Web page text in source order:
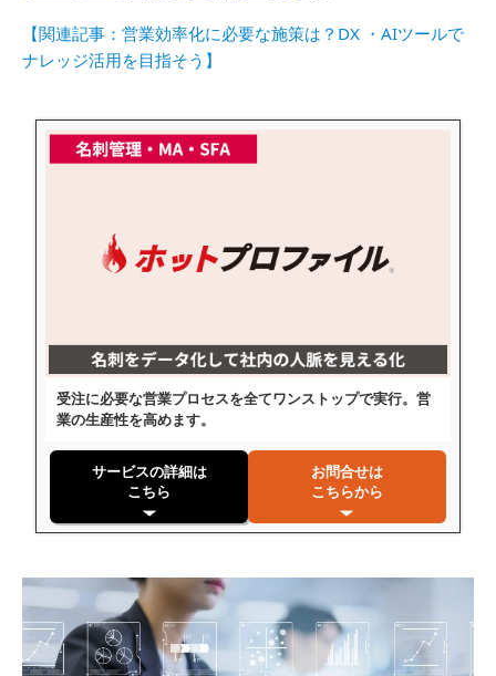
【関連記事：営業効率化に必要な施策は？DX ・AIツールで
ナレッジ活用を目指そう】
受注に必要な営業プロセスを全てワンストップで実行。営
業の生産性を高めます。
サービスの詳細は
こちら
お問合せは
こちらから